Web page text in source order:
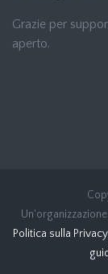
Grazie per
aperto.
Politica sulla Privacy